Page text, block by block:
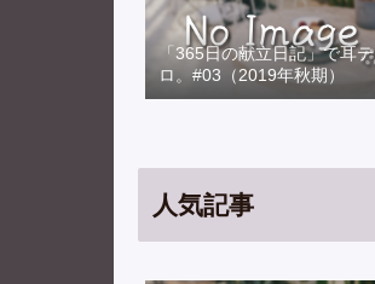
「365日の献立日記」で耳テ
ロ。#03（2019年秋期）
人気記事